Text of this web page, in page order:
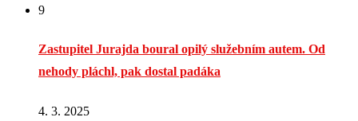
9
Zastupitel Jurajda boural opilý služebním autem. Od
nehody pláchl, pak dostal padáka
4. 3. 2025